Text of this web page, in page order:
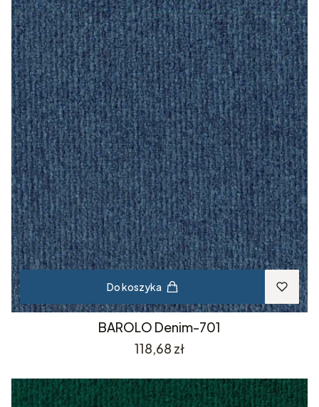
Do koszyka
BAROLO Denim-701
Cena
118,68 zł